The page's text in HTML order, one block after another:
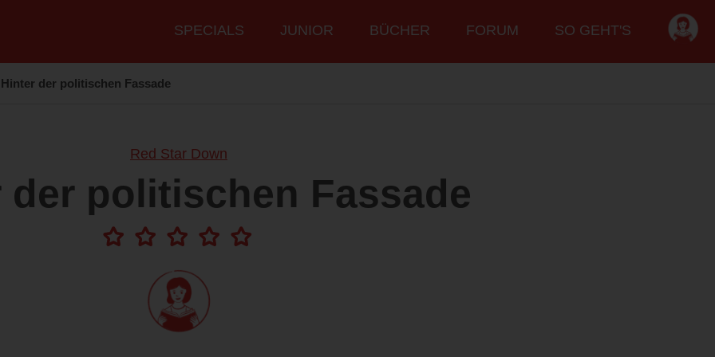
Hauptmenü
SPECIALS JUNIOR BÜCHER FORUM SO GEHT'S
Hinter der politischen Fassade
Red Star Down
der politischen Fassade